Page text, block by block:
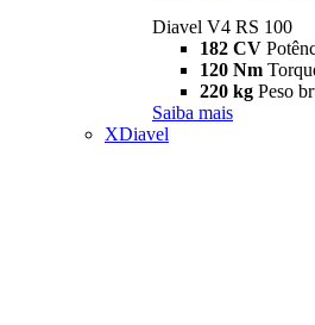
Diavel V4 RS 100
182 CV
120 Nm
220 kg Peso
Saiba mais
XDiavel